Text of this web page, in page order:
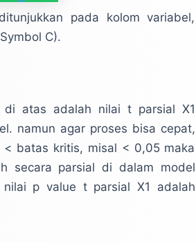
pada kolom variabel,
C).
di atas adalah nilai t parsial X1
namun agar proses bisa cepat,
batas kritis, misal < 0,05 maka
secara parsial di dalam model
p value t parsial X1 adalah